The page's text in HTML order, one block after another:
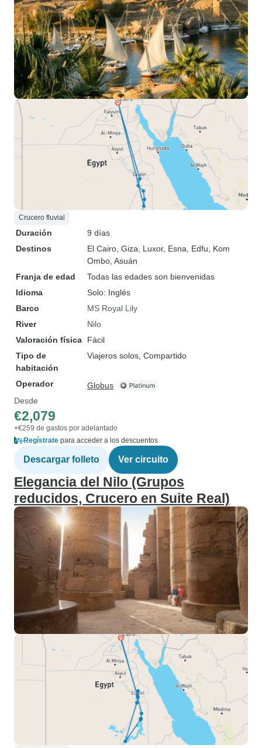
Crucero fluvial
Duración
9 días
Destinos
El Cairo , Giza , Luxor, Esna , Edfu , Kom
Ombo , Asuán
Franja de edad
Todas las edades son bienvenidas
Idioma
Solo: Inglés
Barco
MS Royal Lily
River
Nilo
Valoración física
Fácil
Tipo de
habitación
Viajeros solos, Compartido
Operador
Globus
Desde
€2,079
+€259 de gastos por adelantado
Regístrate para acceder a los descuentos
Descargar folleto Ver circuito
Elegancia del Nilo (Grupos
reducidos, Crucero en Suite Real)